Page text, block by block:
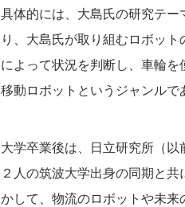
具体的には、大島氏の研究テ
り、大島氏が取り組むロボッ
によって状況を判断し、車輪
移動ロボットというジャンルで
大学卒業後は、日立研究所（
２人の筑波大学出身の同期と
かして、物流のロボットや未